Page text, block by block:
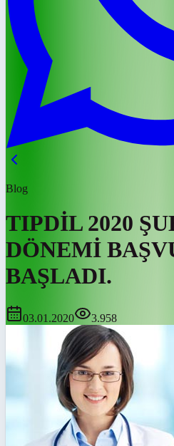
Blog
TIPDİL 2020
DÖNEMİ
BAŞLADI.
03.01.2020 3.958